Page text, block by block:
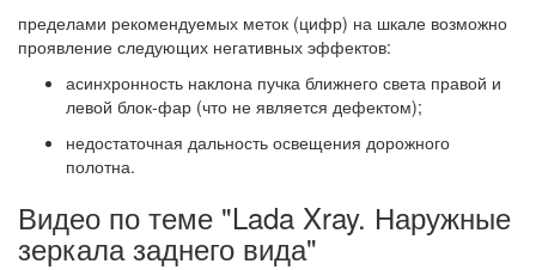
пределами рекомендуемых меток (цифр) на шкале возможно
проявление следующих негативных эффектов:
асинхронность наклона пучка ближнего света правой и
левой блок-фар (что не является дефектом);
недостаточная дальность освещения дорожного
полотна.
Видео по теме "Lada Xray. Наружные
зеркала заднего вида"